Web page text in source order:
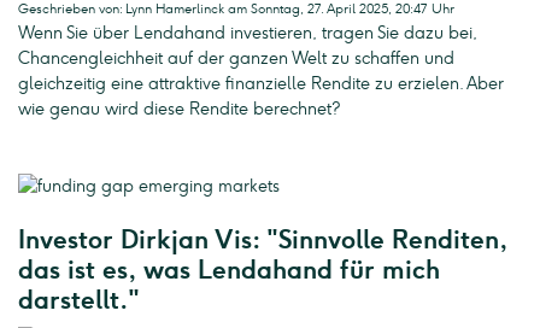
Geschrieben von: Lynn Hamerlinck am Sonntag, 27. April 2025, 20:47 Uhr
Wenn Sie über Lendahand investieren, tragen Sie dazu bei,
Chancengleichheit auf der ganzen Welt zu schaffen und
gleichzeitig eine attraktive finanzielle Rendite zu erzielen. Aber
wie genau wird diese Rendite berechnet?
Investor Dirkjan Vis: "Sinnvolle Renditen,
das ist es, was Lendahand für mich
darstellt."